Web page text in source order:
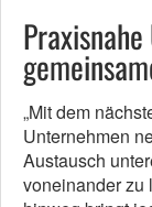
„Mit dem
Unternehmen
Austausch
voneinander zu